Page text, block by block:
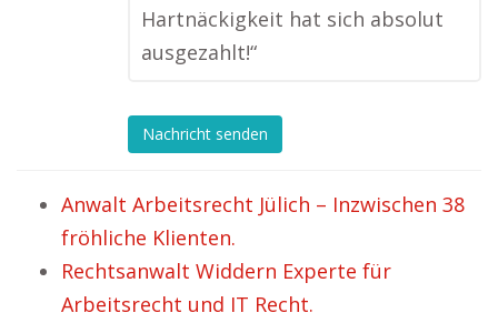
Hartnäckigkeit hat sich absolut
ausgezahlt!“
Nachricht senden
Anwalt Arbeitsrecht Jülich – Inzwischen 38
fröhliche Klienten.
Rechtsanwalt Widdern Experte für
Arbeitsrecht und IT Recht.